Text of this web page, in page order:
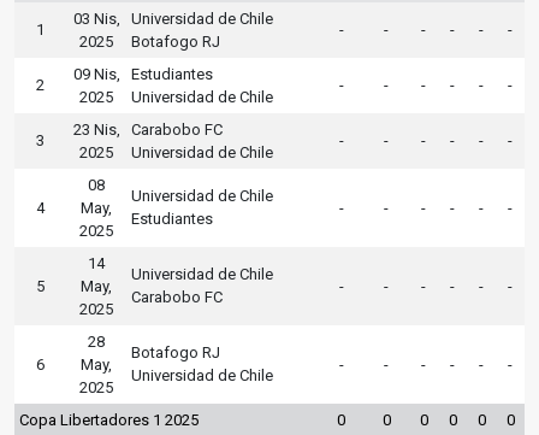
1
03 Nis,
2025
Universidad de Chile
Botafogo RJ
- - - - - -
2
09 Nis,
2025
Estudiantes
Universidad de Chile
- - - - - -
3
23 Nis,
2025
Carabobo FC
Universidad de Chile
- - - - - -
4
08
May,
2025
Universidad de Chile
Estudiantes
- - - - - -
5
14
May,
2025
Universidad de Chile
Carabobo FC
- - - - - -
6
28
May,
2025
Botafogo RJ
Universidad de Chile
- - - - - -
Copa Libertadores 1 2025 0 0 0 0 0 0